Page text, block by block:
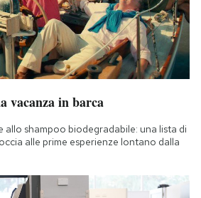
vacanza in barca
allo shampoo biodegradabile: una lista di
alle prime esperienze lontano dalla